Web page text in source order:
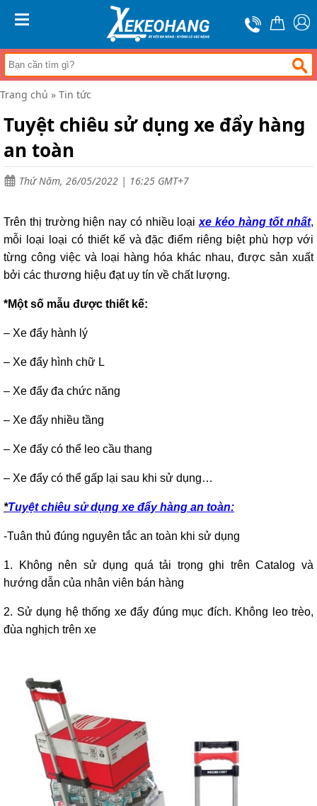
Trang
chủ
Xe
đẩy
hàng
Xe
tay
Bánh
xe
đẩy
Tin
tức
Liên
Trang chủ » Tin tức
Tuyệt chiêu sử dụng xe đẩy hàng
an toàn
Thứ Năm, 26/05/2022 | 16:25 GMT+7
Trên thị trường hiện nay có nhiều loại xe kéohàng tốt nhất,
mỗi loại loại có thiết kế và đặc điểm riêng biệt phù hợp với
từng công việc và loại hàng hóa khác nhau, được sản xuất
bởi các thương hiệu đạt uy tín về chất lượng.
*Một số mẫu được thiết kế:
– Xe đẩy hành lý
– Xe đẩy hình chữ L
– Xe đẩy đa chức năng
– Xe đẩy nhiều tầng
– Xe đẩy có thể leo cầu thang
– Xe đẩy có thể gấp lại sau khi sử dụng…
*Tuyệt chiêu sử dụng xe đẩy hàng an toàn:
-Tuân thủ đúng nguyên tắc an toàn khi sử dụng
1. Không nên sử dụng quá tải trọng ghi trên Catalog và
hướng dẫn của nhân viên bán hàng
2. Sử dụng hệ thống xe đẩy đúng mục đích. Không leo trèo,
đùa nghịch trên xe